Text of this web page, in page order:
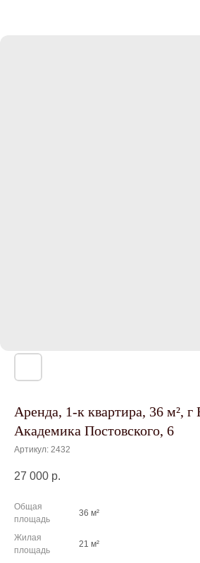
Аренда, 1-к квартира, 36 м², г
Академика Постовского, 6
Артикул: 2432
27 000 р.
Общая
площадь
36 м²
Жилая
площадь
21 м²